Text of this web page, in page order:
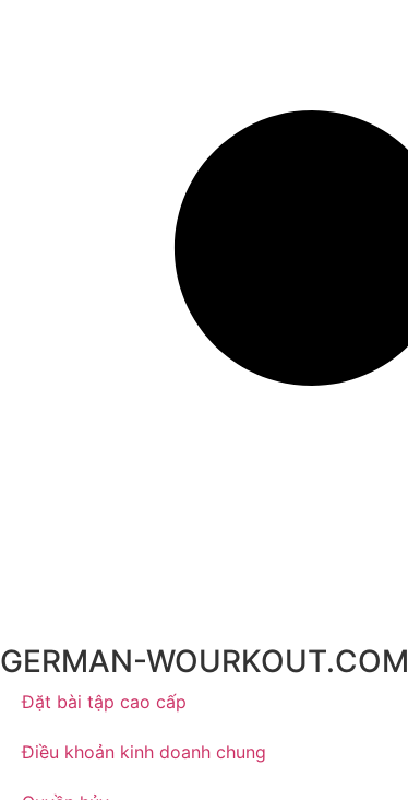
GERMAN-WOURKOUT.COM
Đặt bài tập cao cấp
Điều khoản kinh doanh chung